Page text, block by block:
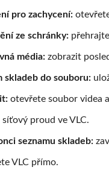
pro zachycení:
ze schránky:
média: zobrazit
skladeb do souboru:
otevřete soubor videa
proud ve VLC.
seznamu skladeb:
VLC přímo.